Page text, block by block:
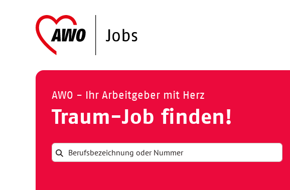
AWO - Ihr Arbeitgeber mit Herz
Traum-Job finden!